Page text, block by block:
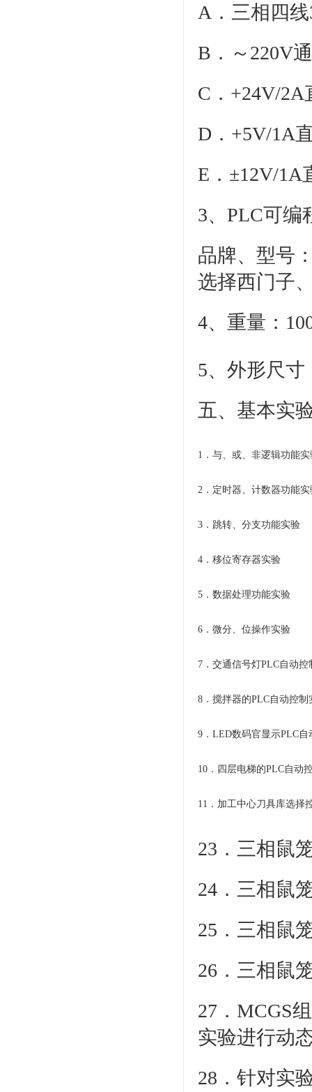
A．三相四
B．～220V
C．+24V/
D．+5V/1A
E．±12V/1A
3、PLC可编
品牌、型号
选择西门子
4、重量：
5、外形尺寸
五、基本实
1．与、或、非逻辑功能实
2．定时器、计数器功能
3．跳转、分支功能实验
4．移位寄存器实验
5．数据处理功能实验
6．微分、位操作实验
7．交通信号灯PLC自动
8．搅拌器的PLC自动控
9．LED数码官显示PLC
10．四层电梯的PLC自动
11．加工中心刀具库选择
23．三相鼠
24．三相鼠
25．三相鼠
26．三相鼠
27．MCGS
实验进行动
28．针对实